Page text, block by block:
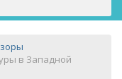
в Западной